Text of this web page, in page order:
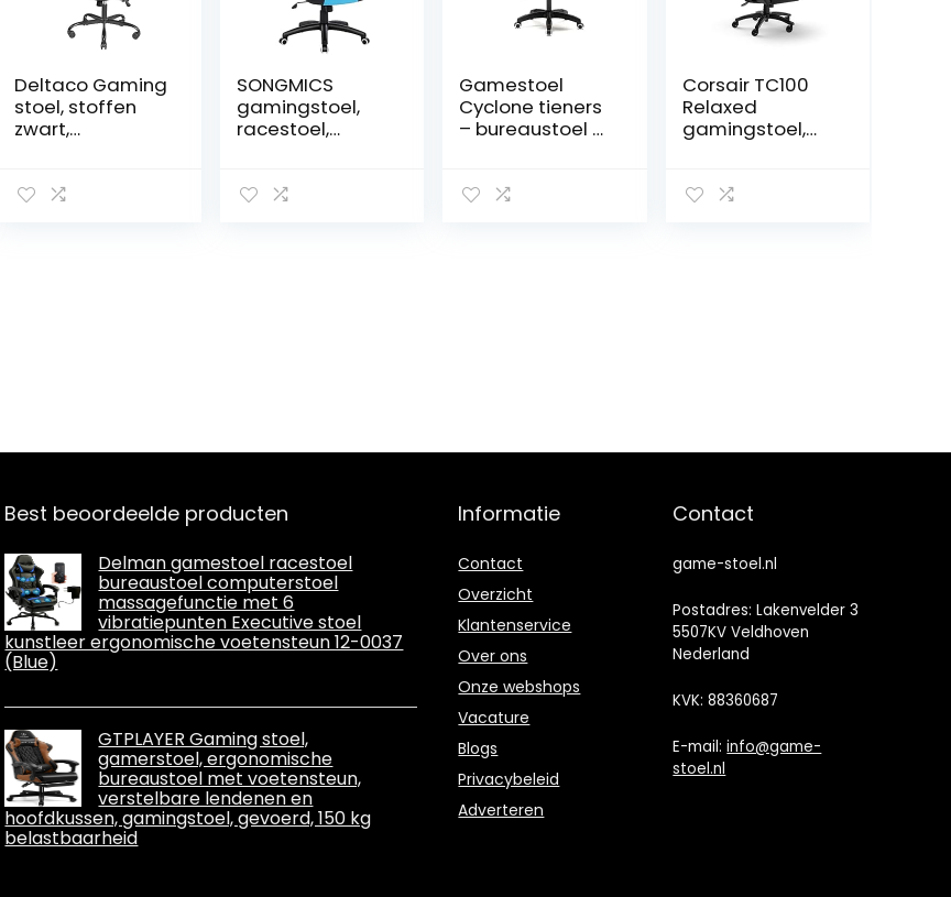
Deltaco Gaming
stoel, stoffen
zwart,
SONGMICS
gamingstoel,
racestoel,
rugleuning,
Gamestoel
Cyclone tieners
– bureaustoel –
Corsair TC100
Relaxed
gamingstoel,
de races,
Best beoordeelde producten
Delman gamestoel racestoel
bureaustoel computerstoel
massagefunctie met 6
vibratiepunten Executive stoel
kunstleer ergonomische voetensteun 12-0037
(Blue)
GTPLAYER Gaming stoel,
gamerstoel, ergonomische
bureaustoel met voetensteun,
verstelbare lendenen en
hoofdkussen, gamingstoel, gevoerd, 150 kg
belastbaarheid
Informatie
Contact
Overzicht
Klantenservice
Over ons
Onze webshops
Vacature
Blogs
Privacybeleid
Adverteren
Contact
game-stoel.nl
Postadres: Lakenvelder 3
5507KV Veldhoven
Nederland
KVK: 88360687
E-mail:info@game-
stoel.nl